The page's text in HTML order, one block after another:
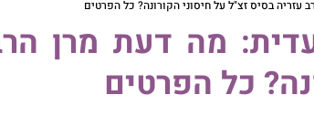
בסיס זצ"ל על חיסוני הקורונה? כל הפרטים
מה דעת מרן
כל הפרטים